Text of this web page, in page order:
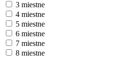
3 miestne
4 miestne
5 miestne
6 miestne
7 miestne
8 miestne